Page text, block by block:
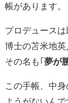
帳があります。
プロデュース
博士の苫米地英
その名も｢ 夢が
この手帳、中